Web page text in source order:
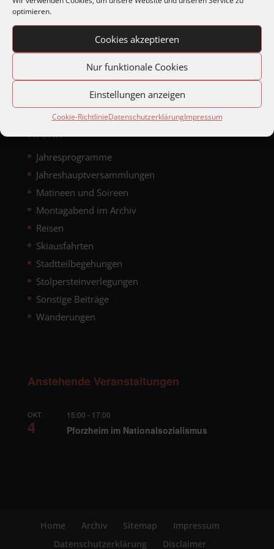
optimieren.
Cookies akzeptieren
Nur funktionale Cookies
Einstellungen anzeigen
Cookie-RichtlinieDatenschutzerklärungImpressum
Archiv
Jahresprogramme
Jahreshauptversammlungen
Matineen und Soireen
Montagabend im Archiv
Reisen
Skiausfahrten
Stadtteilbegehungen
Stolpersteinverlegungen
Sonstige Beiträge
Wanderungen
Anstehende Veranstaltungen
OKT.
4
15:00 - 17:00
Pforzheim im Nationalsozialismus
Home Archiv Sitemap
Impressum
Datenschutzerklärung
Disclaimer